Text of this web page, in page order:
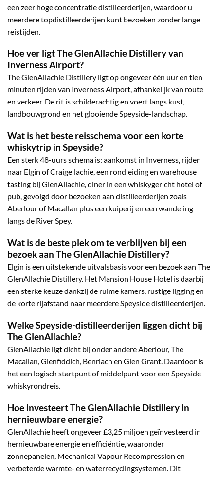
een zeer hoge concentratie distilleerderijen, waardoor u
meerdere topdistilleerderijen kunt bezoeken zonder lange
reistijden.
Hoe ver ligt The GlenAllachie Distillery van
Inverness Airport?
The GlenAllachie Distillery ligt op ongeveer één uur en tien
minuten rijden van Inverness Airport, afhankelijk van route
en verkeer. De rit is schilderachtig en voert langs kust,
landbouwgrond en het glooiende Speyside-landschap.
Wat is het beste reisschema voor een korte
whiskytrip in Speyside?
Een sterk 48-uurs schema is: aankomst in Inverness, rijden
naar Elgin of Craigellachie, een rondleiding en warehouse
tasting bij GlenAllachie, diner in een whiskygericht hotel of
pub, gevolgd door bezoeken aan distilleerderijen zoals
Aberlour of Macallan plus een kuiperij en een wandeling
langs de River Spey.
Wat is de beste plek om te verblijven bij een
bezoek aan The GlenAllachie Distillery?
Elgin is een uitstekende uitvalsbasis voor een bezoek aan The
GlenAllachie Distillery. Het Mansion House Hotel is daarbij
een sterke keuze dankzij de ruime kamers, rustige ligging en
de korte rijafstand naar meerdere Speyside distilleerderijen.
Welke Speyside-distilleerderijen liggen dicht bij
The GlenAllachie?
GlenAllachie ligt dicht bij onder andere Aberlour, The
Macallan, Glenfiddich, Benriach en Glen Grant. Daardoor is
het een logisch startpunt of middelpunt voor een Speyside
whiskyrondreis.
Hoe investeert The GlenAllachie Distillery in
hernieuwbare energie?
GlenAllachie heeft ongeveer £3,25 miljoen geïnvesteerd in
hernieuwbare energie en efficiëntie, waaronder
zonnepanelen, Mechanical Vapour Recompression en
verbeterde warmte- en waterrecyclingsystemen. Dit